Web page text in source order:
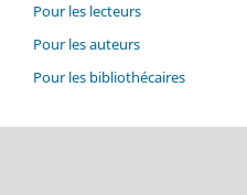
Pour les lecteurs
Pour les auteurs
Pour les bibliothécaires